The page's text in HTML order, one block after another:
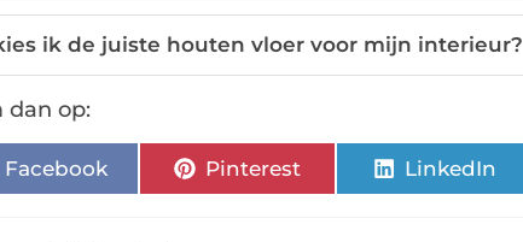
ik de juiste houten vloer voor mijn interieur?
dan op:
Facebook Pinterest LinkedIn